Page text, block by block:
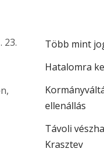
23.
Több mint
Hatalomra
ellenállás
Távoli
Krasztev